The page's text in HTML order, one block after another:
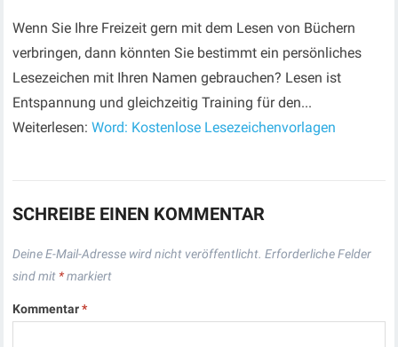
Wenn Sie Ihre Freizeit gern mit dem Lesen von Büchern
verbringen, dann könnten Sie bestimmt ein persönliches
Lesezeichen mit Ihren Namen gebrauchen? Lesen ist
Entspannung und gleichzeitig Training für den...
Weiterlesen:Word: Kostenlose Lesezeichenvorlagen
SCHREIBE EINEN KOMMENTAR
Deine E-Mail-Adresse wird nicht veröffentlicht. Erforderliche Felder
sind mit *markiert
Kommentar*